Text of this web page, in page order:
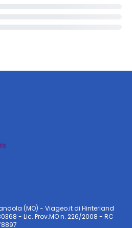
(MO) - Viageo.it di Hinterland
- Lic. Prov.MO n. 226/2008 - RC